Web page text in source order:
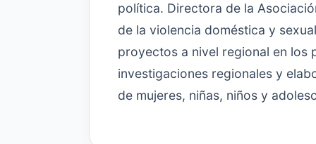
política. Directora de la
de la violencia doméstica y
proyectos a nivel regional en los
investigaciones regionales y
de mujeres, niñas, niños y